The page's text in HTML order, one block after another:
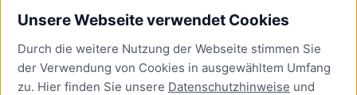
Unsere Webseite verwendet Cookies
Durch die weitere Nutzung der Webseite stimmen Sie
der Verwendung von Cookies in ausgewähltem Umfang
zu. Hier finden Sie unsere Datenschutzhinweise und
Bürgerservice
Presse
Newsletter Lübeck:kompakt